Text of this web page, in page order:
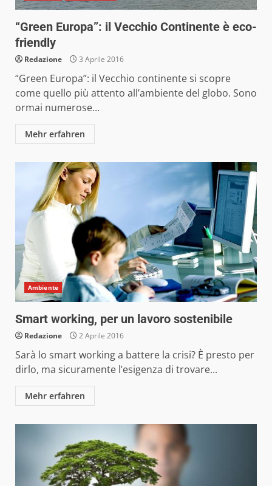
“Green Europa”: il Vecchio Continente è eco-
friendly
Redazione 3 Aprile 2016
“Green Europa”: il Vecchio continente si scopre
come quello più attento all’ambiente del globo. Sono
ormai numerose...
Mehr erfahren
Ambiente
Smart working, per un lavoro sostenibile
Redazione 2 Aprile 2016
Sarà lo smart working a battere la crisi? È presto per
dirlo, ma sicuramente l’esigenza di trovare...
Mehr erfahren